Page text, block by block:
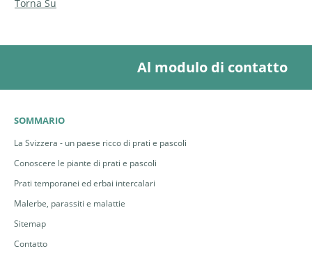
Torna Su
Al modulo di contatto
SOMMARIO
La Svizzera - un paese ricco di prati e pascoli
Conoscere le piante di prati e pascoli
Prati temporanei ed erbai intercalari
Malerbe, parassiti e malattie
Sitemap
Contatto